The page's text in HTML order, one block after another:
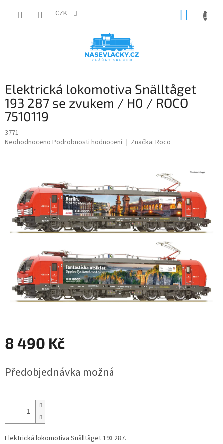
CZK
Elektrická lokomotiva Snälltåget
193 287 se zvukem / H0 / ROCO
7510119
3771
Průměrné
hvězdiček.
Neohodnoceno Podrobnosti hodnocení Značka: Roco
8 490 Kč
cena:
Předobjednávka možná
Elektrická lokomotiva Snälltåget 193 287.